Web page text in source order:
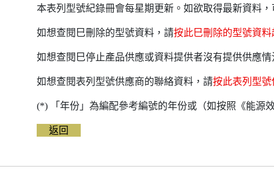
本表列型號紀錄冊會每星期更新。如欲取得最新資料
如想查閱巳刪除的型號資料，請按此巳刪除的型號資料
如想查閱巳停止產品供應或資料提供者沒有提供供應
如想查閱表列型號供應商的聯絡資料，請按此表列型
(*) 「年份」為編配參考編號的年份或（如按照《能源
返回